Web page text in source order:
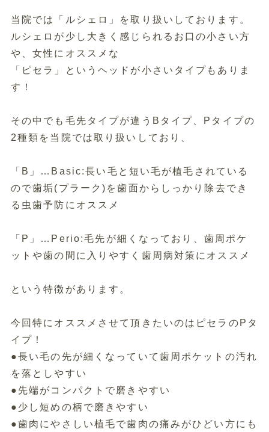
当院では「ルシェロ」を取り扱いしております。
ルシェロが少し大きく感じられるお口の小さい方
や、女性にオスス メな
「ピセラ」というヘッドが小さいタイプもありま
す！
その中でも毛先タイプが違うBタイプ、Pタイプの
2種類を当院では取り扱いしており、
「B」…Basic:長い毛と短い毛が植毛されている
ので歯垢( プラーク)を歯面からしっかり除去でき
る虫歯予防にオススメ
「P」…Perio:毛先が細くなっており、歯周ポケ
ットや歯の 間に入りやすく歯周病対策にオススメ
という特徴があります。
今回特にオススメさせて頂きたいのはピセラのPタ
イプ！
●長い毛の先が細くなっていて歯周ポケットの汚れ
を落としやすい
●先端がコンパクトで磨きやすい
●少し短めの柄で磨きやすい
●歯肉にやさしい植毛で歯肉の痛みがひどい方にも